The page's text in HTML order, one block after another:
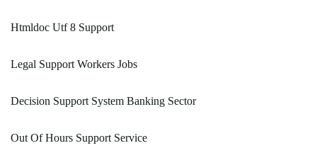
Htmldoc Utf 8 Support
Legal Support Workers Jobs
Decision Support System Banking Sector
Out Of Hours Support Service